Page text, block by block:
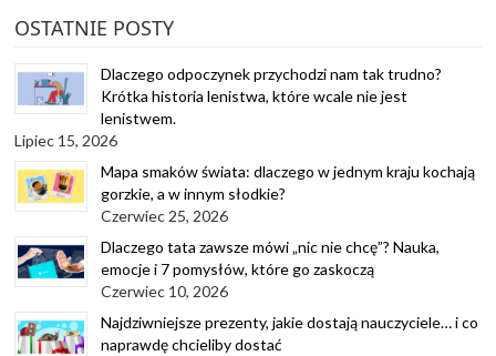
OSTATNIE POSTY
Dlaczego odpoczynek przychodzi nam tak trudno?
Krótka historia lenistwa, które wcale nie jest
lenistwem.
Lipiec 15, 2026
Mapa smaków świata: dlaczego w jednym kraju kochają
gorzkie, a w innym słodkie?
Czerwiec 25, 2026
Dlaczego tata zawsze mówi „nic nie chcę”? Nauka,
emocje i 7 pomysłów, które go zaskoczą
Czerwiec 10, 2026
Najdziwniejsze prezenty, jakie dostają nauczyciele… i co
naprawdę chcieliby dostać